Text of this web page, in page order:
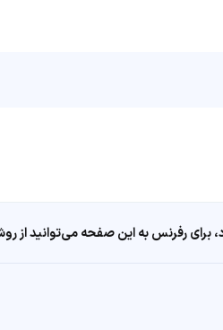
رفرنس به این صفحه می‌توانید از